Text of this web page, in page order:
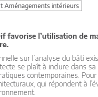
Aménagements intérieurs
favorise l’utilisation de
sur l’analyse du bâti
se plaît à inclure dans sa
contemporaines. Pour
qui répondent à